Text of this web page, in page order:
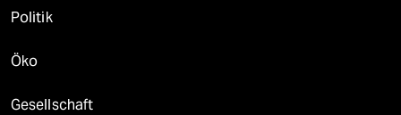
Politik
Öko
Gesellschaft